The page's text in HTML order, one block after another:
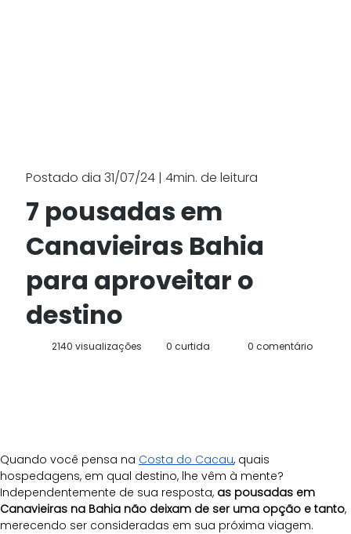
Postado dia 31/07/24 | 4min. de leitura
7 pousadas em
Canavieiras Bahia
para aproveitar o
destino
0 comentário
0 curtida
2140 visualizações
Quando você pensa na Costa do Cacau, quais
hospedagens, em qual destino, lhe vêm à mente?
Independentemente de sua resposta, as pousadas em
Canavieiras na Bahia não deixam de ser uma opção e tanto,
merecendo ser consideradas em sua próxima viagem.